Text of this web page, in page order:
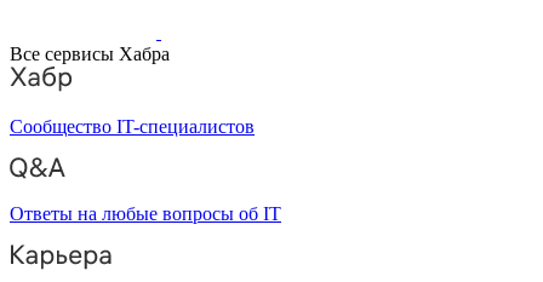
Все сервисы Хабра
Сообщество IT-специалистов
Ответы на любые вопросы об IT